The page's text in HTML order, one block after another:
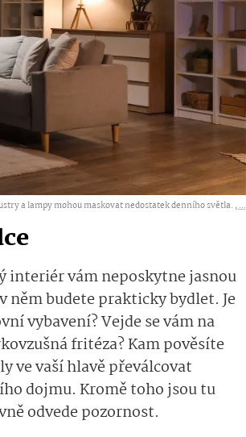
a lampy mohou maskovat nedostatek denního světla. ,...
interiér vám neposkytne jasnou
něm budete prakticky bydlet. Je
vybavení? Vejde se vám na
fritéza? Kam pověsíte
ve vaší hlavě převálcovat
dojmu. Kromě toho jsou tu
odvede pozornost.